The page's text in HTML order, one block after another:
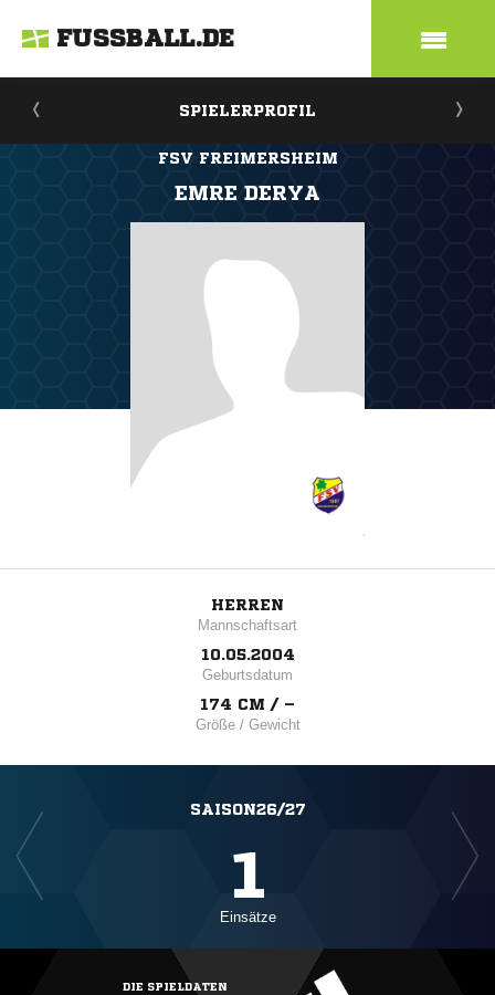
FUSSBALL.DE
SPIELERPROFIL
FSV FREIMERSHEIM
EMRE DERYA
HERREN
Mannschaftsart
10.05.2004
Geburtsdatum
174 CM / –
Größe / Gewicht
SAISON26/27
1
Einsätze
DIE SPIELDATEN